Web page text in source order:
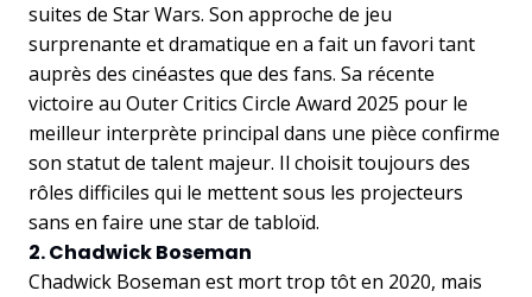
suites de Star Wars. Son approche de jeu
surprenante et dramatique en a fait un favori tant
auprès des cinéastes que des fans. Sa récente
victoire au Outer Critics Circle Award 2025 pour le
meilleur interprète principal dans une pièce confirme
son statut de talent majeur. Il choisit toujours des
rôles difficiles qui le mettent sous les projecteurs
sans en faire une star de tabloïd.
2. Chadwick Boseman
Chadwick Boseman est mort trop tôt en 2020, mais